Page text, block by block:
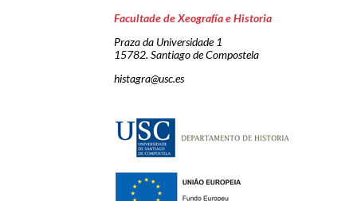
Facultade de Xeografía e Historia
Praza da Universidade 1
15782. Santiago de Compostela
histagra@usc.es